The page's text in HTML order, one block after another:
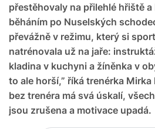
přestěhovaly na přilehlé hřiště
běháním po Nuselských
převážně v režimu, který si
natrénovala už na jaře:
kladina v kuchyni a žíněnka v
to ale horší,” říká trenérka
bez trenéra má svá úskalí,
jsou zrušena a motivace upadá.